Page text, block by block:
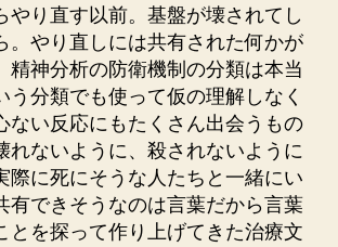
やり直す以前。基盤が壊されてし
。やり直しには共有された何かが
精神分析の防衛機制の分類は本当
う分類でも使って仮の理解しなく
ない反応にもたくさん出会うもの
れないように、殺されないように
際に死にそうな人たちと一緒にい
有できそうなのは言葉だから言葉
とを探って作り上げてきた治療文